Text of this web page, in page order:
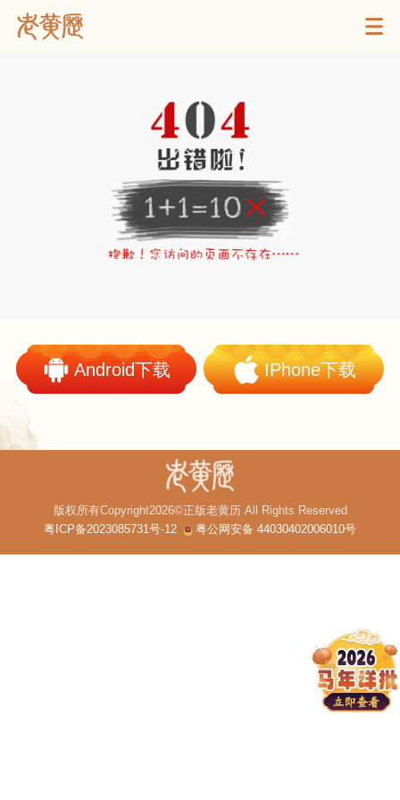
Android下载 IPhone下载
版权所有Copyright2026©正版老黄历 All Rights Reserved
粤ICP备2023085731号-12
粤公网安备 44030402006010号